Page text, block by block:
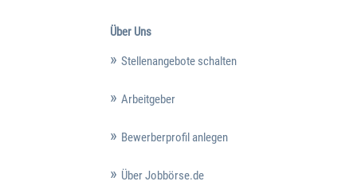
Über Uns
Stellenangebote schalten
Arbeitgeber
Bewerberprofil anlegen
Über Jobbörse.de